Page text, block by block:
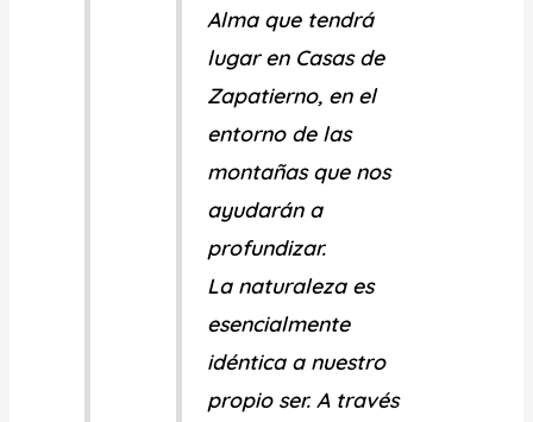
Alma que tendrá
lugar en Casas de
Zapatierno, en el
entorno de las
montañasque nos
ayudarán a
profundizar.
La naturaleza es
esencialmente
idéntica a nuestro
propio ser. A través